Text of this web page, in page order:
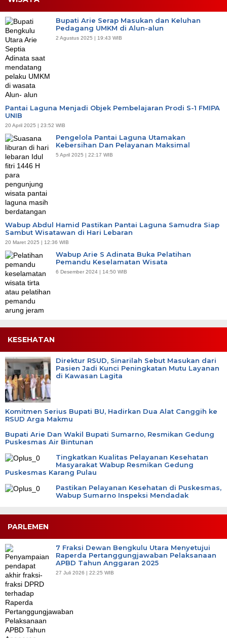
Bupati Arie Serap Masukan dan Keluhan
Pedagang UMKM di Alun-alun
2 Agustus 2025 | 19:43 WIB
Pantai Laguna Menjadi Objek Pembelajaran Prodi S-1 FMIPA
UNIB
20 April 2025 | 23:52 WIB
Pengelola Pantai Laguna Utamakan
Kebersihan Dan Pelayanan Maksimal
5 April 2025 | 22:17 WIB
Wabup Abdul Hamid Pastikan Pantai Laguna Samudra Siap
Sambut Wisatawan di Hari Lebaran
20 Maret 2025 | 12:36 WIB
Wabup Arie S Adinata Buka Pelatihan
Pemandu Keselamatan Wisata
6 Desember 2024 | 14:50 WIB
KESEHATAN
Direktur RSUD, Sinarilah Sebut Masukan dari
Pasien Jadi Kunci Peningkatan Mutu Layanan
di Kawasan Lagita
Komitmen Serius Bupati BU, Hadirkan Dua Alat Canggih ke
RSUD Arga Makmu
Bupati Arie Dan Wakil Bupati Sumarno, Resmikan Gedung
Puskesmas Air Bintunan
Tingkatkan Kualitas Pelayanan Kesehatan
Masyarakat Wabup Resmikan Gedung
Puskesmas Karang Pulau
Pastikan Pelayanan Kesehatan di Puskesmas,
Wabup Sumarno Inspeksi Mendadak
PARLEMEN
7 Fraksi Dewan Bengkulu Utara Menyetujui
Raperda Pertanggungjawaban Pelaksanaan
APBD Tahun Anggaran 2025
27 Juli 2026 | 22:25 WIB